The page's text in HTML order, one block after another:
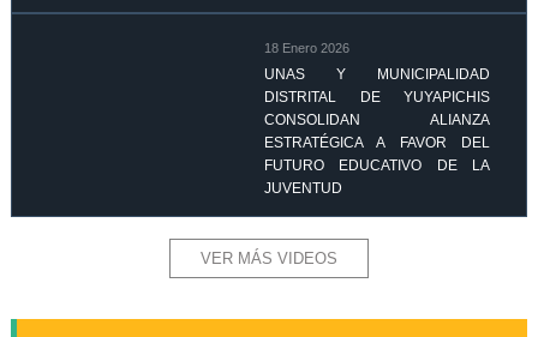
18 Enero 2026
UNAS Y MUNICIPALIDAD
DISTRITAL DE YUYAPICHIS
CONSOLIDAN ALIANZA
ESTRATÉGICA A FAVOR DEL
FUTURO EDUCATIVO DE LA
JUVENTUD
VER MÁS VIDEOS